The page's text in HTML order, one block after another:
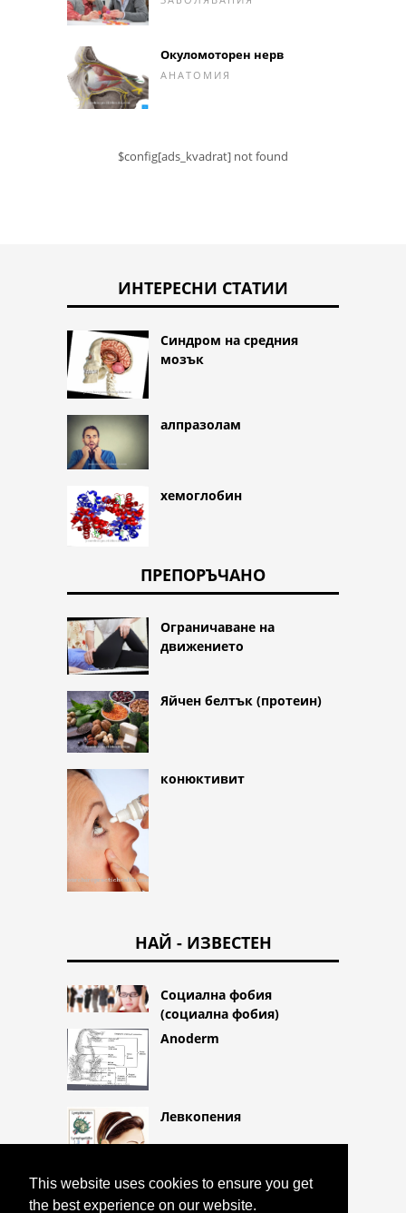
This website uses cookies to ensure you get
the best experience on our website.
Окуломоторен нерв
АНАТОМИЯ
$config[ads_kvadrat] not found
ИНТЕРЕСНИ СТАТИИ
Синдром на средния
мозък
алпразолам
хемоглобин
ПРЕПОРЪЧАНО
Ограничаване на
движението
Яйчен белтък (протеин)
конюктивит
НАЙ - ИЗВЕСТЕН
Социална фобия
(социална фобия)
Anoderm
Левкопения